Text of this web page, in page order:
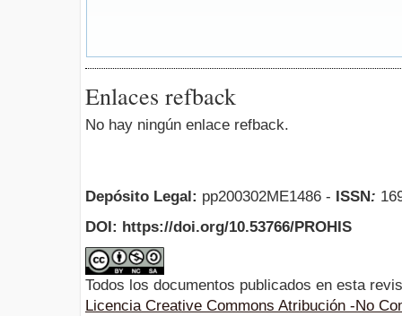
Enlaces refback
No hay ningún enlace refback.
Depósito Legal: pp200302ME1486 - ISSN:
DOI: https://doi.org/10.53766/PROHIS
Todos los documentos publicados en esta
Licencia Creative Commons Atribución -No